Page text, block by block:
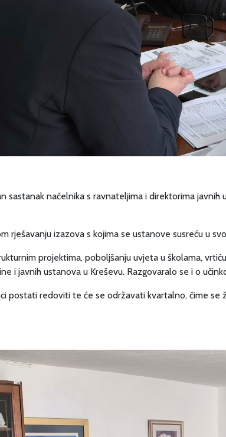
sastanak načelnika s ravnateljima i direktorima
rješavanju izazova s kojima se ustanove susreću u
projektima, poboljšanju uvjeta u školama,
i javnih ustanova u Kreševu. Razgovaralo se i o
postati redoviti te će se održavati kvartalno, čime